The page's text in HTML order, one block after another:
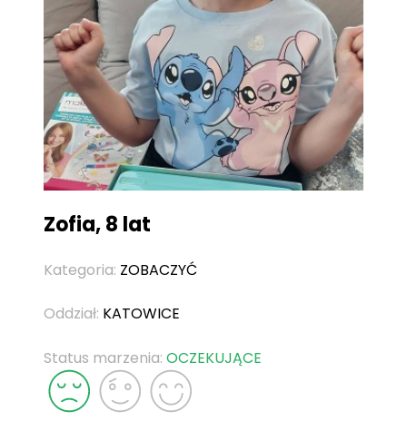
Zofia, 8 lat
Kategoria: ZOBACZYĆ
Oddział: KATOWICE
Status marzenia: OCZEKUJĄCE